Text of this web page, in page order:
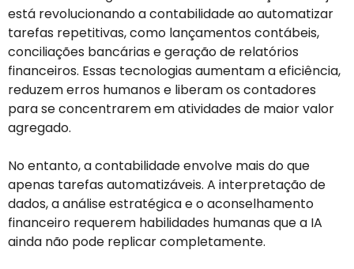
está revolucionando a contabilidade ao automatizar
tarefas repetitivas, como lançamentos contábeis,
conciliações bancárias e geração de relatórios
financeiros. Essas tecnologias aumentam a eficiência,
reduzem erros humanos e liberam os contadores
para se concentrarem em atividades de maior valor
agregado.
No entanto, a contabilidade envolve mais do que
apenas tarefas automatizáveis. A interpretação de
dados, a análise estratégica e o aconselhamento
financeiro requerem habilidades humanas que a IA
ainda não pode replicar completamente.